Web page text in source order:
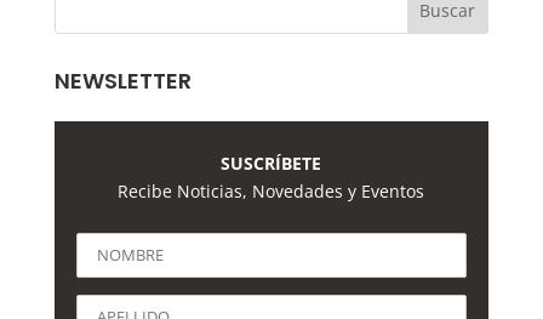
NEWSLETTER
SUSCRÍBETE
Recibe Noticias, Novedades y Eventos